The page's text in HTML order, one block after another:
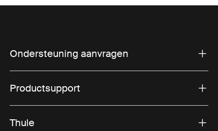
Ondersteuning aanvragen
Productsupport
Thule